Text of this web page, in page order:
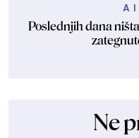
A I
Poslednjih dana
Ne